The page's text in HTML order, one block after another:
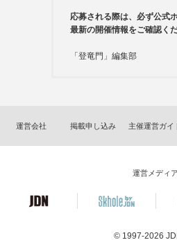
応募される際は、必ず公式
最新の開催情報をご確認くだ
「登竜門」編集部
運営会社 掲載申し込み 主催運営ガイ
運営メディア
© 1997-2026